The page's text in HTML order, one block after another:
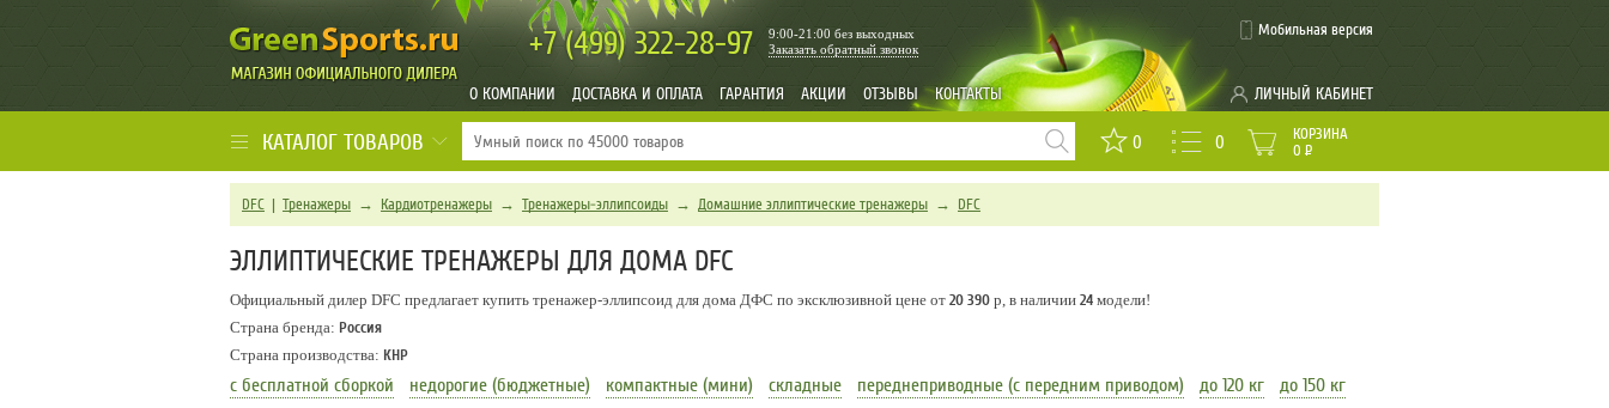
+7 (499)322-28-97 Заказать обратный звонок
9:00-21:00 без выходных
О КОМПАНИИ ДОСТАВКА И ОПЛАТА ГАРАНТИЯ АКЦИИ ОТЗЫВЫ КОНТАКТЫ
Мобильная версия
ЛИЧНЫЙ КАБИНЕТ
КАТАЛОГ ТОВАРОВ 0 0
КОРЗИНА
0 Р
DFC | Тренажеры → Кардиотренажеры → Тренажеры-эллипсоиды → Домашние эллиптические тренажеры → DFC
ЭЛЛИПТИЧЕСКИЕ ТРЕНАЖЕРЫ ДЛЯ ДОМА DFC
Официальный дилер DFC предлагает купить тренажер-эллипсоид для дома ДФС по эксклюзивной цене от 20 390 р, в наличии 24 модели!
Страна бренда: Россия
Страна производства: КНР
с бесплатной сборкой недорогие (бюджетные) компактные (мини) складные переднеприводные (с передним приводом) до 120 кг
до 150 кг